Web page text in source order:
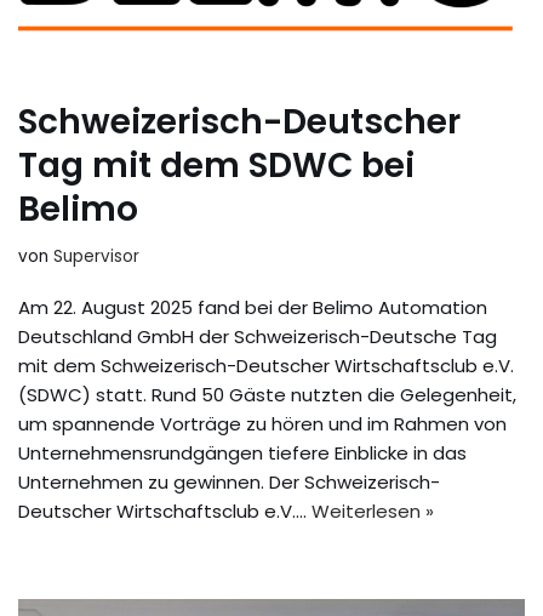
Schweizerisch-Deutscher
Tag mit dem SDWC bei
Belimo
von Supervisor
Am 22. August 2025 fand bei der Belimo Automation
Deutschland GmbH der Schweizerisch-Deutsche Tag
mit dem Schweizerisch-Deutscher Wirtschaftsclub e.V.
(SDWC) statt. Rund 50 Gäste nutzten die Gelegenheit,
um spannende Vorträge zu hören und im Rahmen von
Unternehmensrundgängen tiefere Einblicke in das
Unternehmen zu gewinnen. Der Schweizerisch-
Deutscher Wirtschaftsclub e.V.… Weiterlesen »